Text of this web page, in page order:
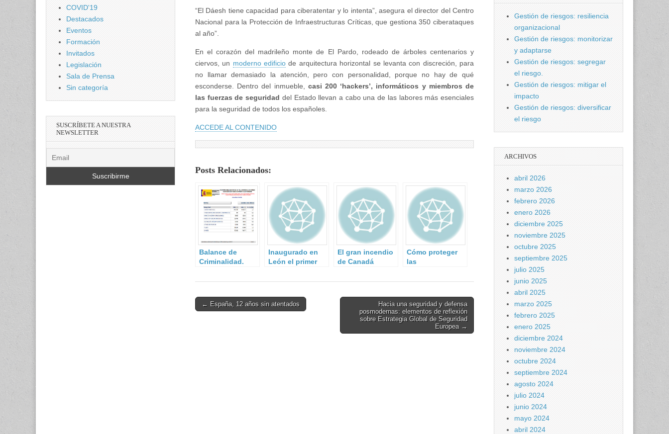
“El Dáesh tiene capacidad para ciberatentar y lo intenta”, asegura el director del Centro
Nacional para la Protección de Infraestructuras Críticas, que gestiona 350 ciberataques
al año”.
En el corazón del madrileño monte de El Pardo, rodeado de árboles centenarios y
ciervos, un moderno edificio de arquitectura horizontal se levanta con discreción, para
no llamar demasiado la atención, pero con personalidad, porque no hay de qué
esconderse. Dentro del inmueble, casi 200 ‘hackers’, informáticos y miembros de
las fuerzas de seguridad del Estado llevan a cabo una de las labores más esenciales
para la seguridad de todos los españoles.
ACCEDE AL CONTENIDO
Posts Relacionados:
Balance de
Criminalidad.
2015.
Inaugurado en
León el primer
proteger
críticas.
El gran incendio
de Canadá
durar meses
extinguirse
Cómo proteger
las
Críticas de
10 pasos
Post← España, 12 años sin atentados
Hacia una seguridad y defensa
posmodernas: elementos de reflexión
sobre Estrategia Global de Seguridad
Europea →
COVID'19
Destacados
Eventos
Formación
Invitados
Legislación
Sala de Prensa
Sin categoría
SUSCRÍBETE A NUESTRA
NEWSLETTER
Gestión de riesgos: resiliencia
organizacional
Gestión de riesgos: monitorizar
y adaptarse
Gestión de riesgos: segregar
el riesgo.
Gestión de riesgos: mitigar el
impacto
Gestión de riesgos: diversificar
el riesgo
ARCHIVOS
abril 2026
marzo 2026
febrero 2026
enero 2026
diciembre 2025
noviembre 2025
octubre 2025
septiembre 2025
julio 2025
junio 2025
abril 2025
marzo 2025
febrero 2025
enero 2025
diciembre 2024
noviembre 2024
octubre 2024
septiembre 2024
agosto 2024
julio 2024
junio 2024
mayo 2024
abril 2024